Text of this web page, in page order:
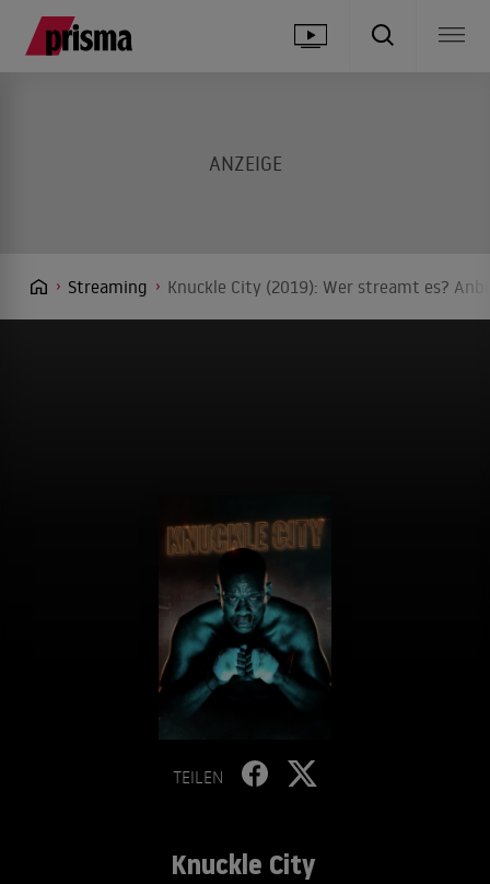
Streaming Knuckle City (2019): Wer streamt es?
TEILEN
Knuckle City